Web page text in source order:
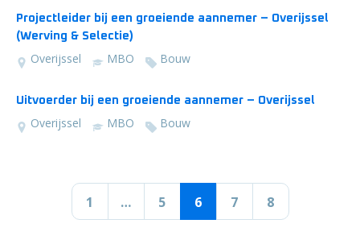
Projectleider bij een groeiende aannemer – Overijssel
(Werving & Selectie)
Overijssel MBO Bouw
Uitvoerder bij een groeiende aannemer – Overijssel
Overijssel MBO Bouw
1 … 5 6 7 8